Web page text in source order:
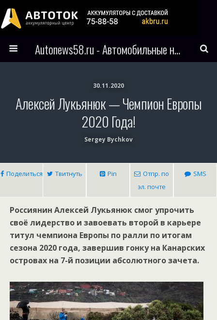
Autonews58.ru - Автомобильные новости Пензы и всего мира
30.11.2020
Алексей Лукьянюк — Чемпион Европы
2020 Года!
Sergey Bychkov
Поделиться Твитнуть Pin
Отпр. по
эл. почте
SMS
Россиянин Алексей Лукьянюк смог упрочить
своё лидерство и завоевать второй в карьере
титул чемпиона Европы по ралли по итогам
сезона 2020 года, завершив гонку на Канарских
островах на 7-й позиции абсолютного зачета.